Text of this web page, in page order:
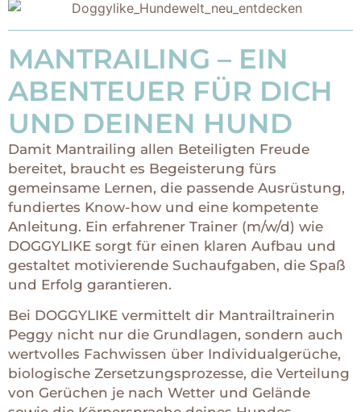
MANTRAILING – EIN
ABENTEUER FÜR DICH
UND DEINEN HUND
Damit Mantrailing allen Beteiligten Freude
bereitet, braucht es Begeisterung fürs
gemeinsame Lernen, die passende Ausrüstung,
fundiertes Know-how und eine kompetente
Anleitung. Ein erfahrener Trainer (m/w/d) wie
DOGGYLIKE sorgt für einen klaren Aufbau und
gestaltet motivierende Suchaufgaben, die Spaß
und Erfolg garantieren.
Bei DOGGYLIKE vermittelt dir Mantrailtrainerin
Peggy nicht nur die Grundlagen, sondern auch
wertvolles Fachwissen über Individualgerüche,
biologische Zersetzungsprozesse, die Verteilung
von Gerüchen je nach Wetter und Gelände